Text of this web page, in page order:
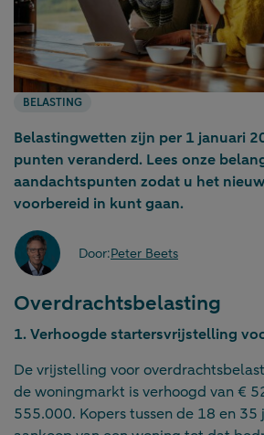
BELASTING
Belastingwetten zijn per 1 januari
punten veranderd. Lees onze
aandachtspunten zodat u het
voorbereid in kunt gaan.
Door:Peter Beets
Overdrachtsbelasting
1. Verhoogde startersvrijstelling
De vrijstelling voor
de woningmarkt is verhoogd van €
555.000. Kopers tussen de 18 en